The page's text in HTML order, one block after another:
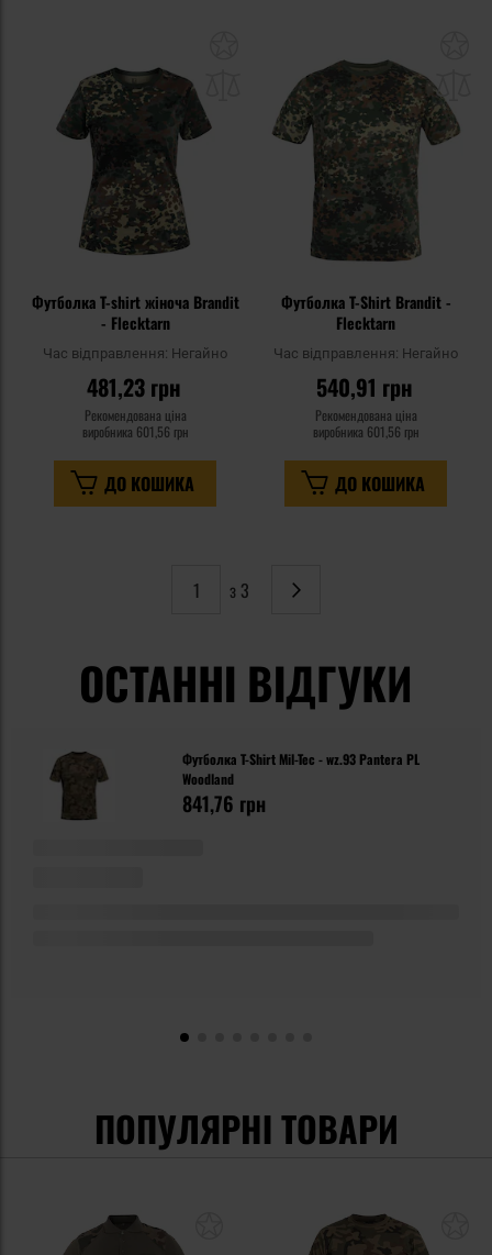
списку
уподобань
Футболка T-shirt жіноча Brandit
- Flecktarn
Час відправлення: Негайно
481,23 грн
Рекомендована ціна
виробника 601,56 грн
ДО КОШИКА
Футболка T-Shirt Brandit -
Flecktarn
Час відправлення: Негайно
540,91 грн
Рекомендована ціна
виробника 601,56 грн
ДО КОШИКА
з 3
Сторінка
Наступне
ОСТАННІ ВІДГУКИ
Футболка T-Shirt Mil-Tec - wz.93 Pantera PL
Woodland
841,76 грн
ПОПУЛЯРНІ ТОВАРИ